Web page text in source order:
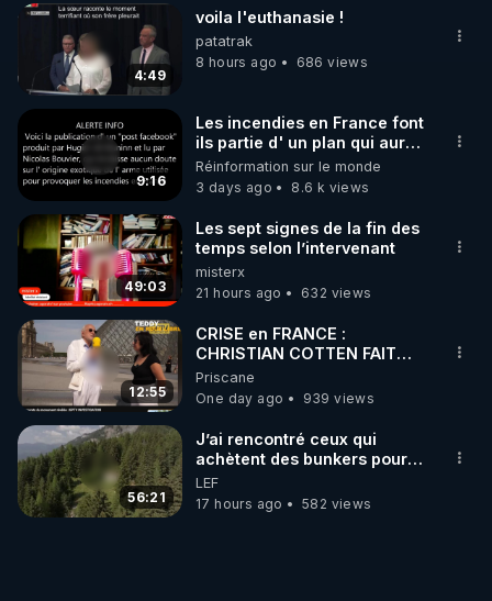
▶ 30 jours gratuit sur l’application de méditation et
de bien-être ENVOL :
Rendez-vous sur
le code : REGENERE
4:49
voila l'euthanasie !
patatrak
8 hours ago
686 views
9:16
Les incendies en France font
ils partie d' un plan qui aurait
débuté le 11 septembre 2001
?
Réinformation sur le monde
3 days ago
8.6 k views
49:03
Les sept signes de la fin des
temps selon l’intervenant
misterx
21 hours ago
632 views
12:55
CRISE en FRANCE :
CHRISTIAN COTTEN FAIT
une étrange découverte
Priscane
One day ago
939 views
56:21
J’ai rencontré ceux qui
achètent des bunkers pour
survivre à la fin du monde
LEF
17 hours ago
582 views